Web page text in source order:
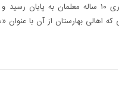
سرانجام چشم‌انتظاری ۱۰ ساله معلمان
که اهالی بهارستان از آن با